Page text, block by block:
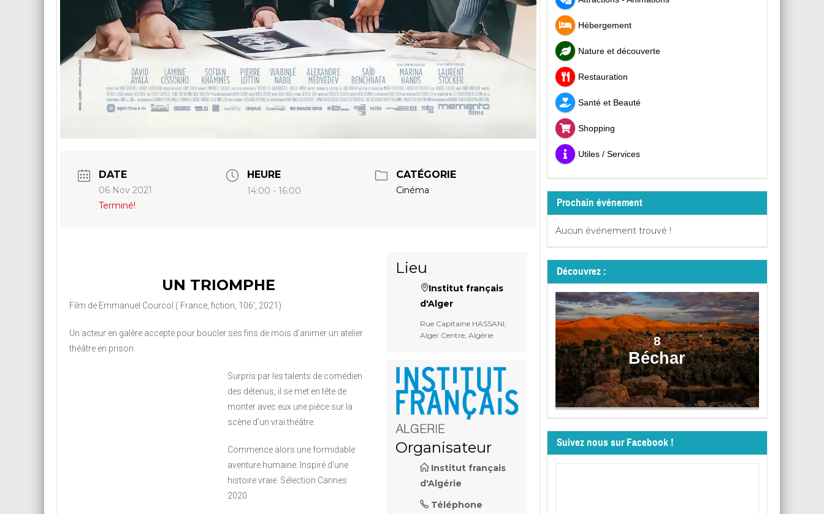
DATE
06 Nov 2021
Terminé!
HEURE
14:00 - 16:00
CATÉGORIE
Cinéma
UN TRIOMPHE
Film de Emmanuel Courcol ( France, fiction, 106′, 2021)
Un acteur en galère accepte pour boucler ses fins de mois d’animer un atelier
théâtre en prison.
Surpris par les talents de comédien
des détenus, il se met en tête de
monter avec eux une pièce sur la
scène d’un vrai théâtre.
Commence alors une formidable
aventure humaine. Inspiré d’une
histoire vraie. Sélection Cannes
2020
Lieu
Institut français
d'Alger
Rue Capitaine HASSANI,
Alger Centre, Algérie
Organisateur
Institut français
d'Algérie
Téléphone
Hébergement
Nature et découverte
Restauration
Santé et Beauté
Shopping
Utiles / Services
Prochain événement
Aucun événement trouvé !
Découvrez :
8
Béchar
Suivez nous sur Facebook !